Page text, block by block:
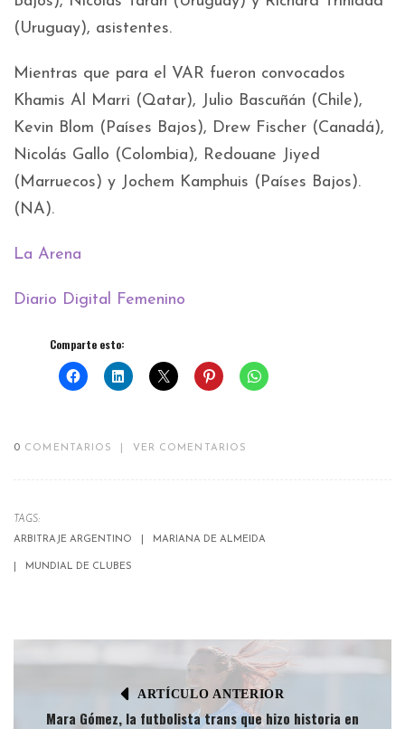
(Uruguay), asistentes.
Mientras que para el VAR fueron convocados
Khamis Al Marri (Qatar), Julio Bascuñán (Chile),
Kevin Blom (Países Bajos), Drew Fischer (Canadá),
Nicolás Gallo (Colombia), Redouane Jiyed
(Marruecos) y Jochem Kamphuis (Países Bajos).
(NA).
La Arena
Diario Digital Femenino
Comparte esto:
0 COMENTARIOS VER COMENTARIOS
TAGS:
ARBITRAJE ARGENTINO
MARIANA DE ALMEIDA
MUNDIAL DE CLUBES
ARTÍCULO ANTERIOR
Mara Gómez, la futbolista trans que hizo historia en